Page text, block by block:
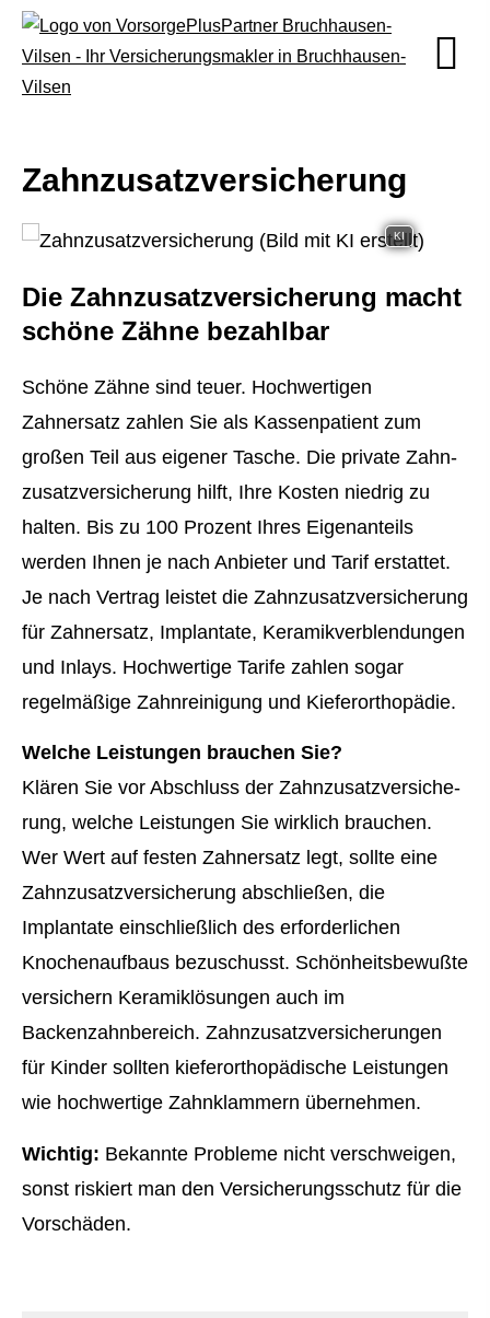
Zahn­zu­satz­ver­si­che­rung
KI
Die Zahn­zu­satz­ver­si­che­rung macht
schöne Zähne bezahlbar
Schöne Zähne sind teuer. Hochwertigen
Zahnersatz zahlen Sie als Kassenpatient zum
großen Teil aus eigener Tasche. Die private Zahn­
zu­satz­ver­si­che­rung hilft, Ihre Kosten niedrig zu
halten. Bis zu 100 Prozent Ihres Eigenanteils
werden Ihnen je nach Anbieter und Tarif erstattet.
Je nach Vertrag leistet die Zahn­zu­satz­ver­si­che­rung
für Zahnersatz, Implantate, Keramikverblendungen
und Inlays. Hochwertige Tarife zahlen sogar
regelmäßige Zahnreinigung und Kieferorthopädie.
Welche Leistungen brauchen Sie?
Klären Sie vor Abschluss der Zahn­zu­satz­ver­si­che­
rung, welche Leistungen Sie wirklich brauchen.
Wer Wert auf festen Zahnersatz legt, sollte eine
Zahn­zu­satz­ver­si­che­rung abschließen, die
Implantate einschließlich des erforderlichen
Knochenaufbaus bezuschusst. Schönheitsbewußte
ver­sichern Keramiklösungen auch im
Backenzahnbereich. Zahn­zu­satz­ver­si­che­rungen
für Kinder sollten kieferorthopädische Leistungen
wie hochwertige Zahnklammern übernehmen.
Wichtig: Bekannte Probleme nicht verschweigen,
sonst riskiert man den Versicherungsschutz für die
Vorschäden.